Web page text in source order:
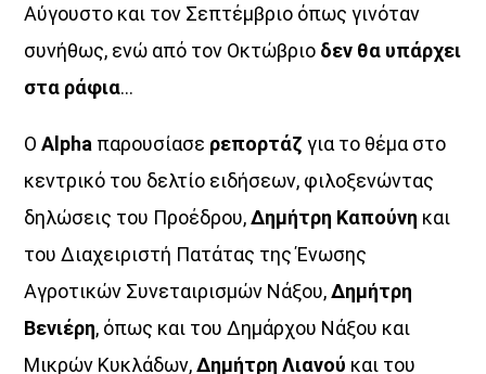
Η εκπομπή«Τα Τραγούδια του Ogdoo» αποτελεί ένα
τραγούδι, αναδεικνύοντας νέες κυκλοφορίες,
σημαντικούς δημιουργούς και ιδιαίτερες μουσικές
εκπομπής κινείται ανάμεσα στο έντεχνο, εναλλακτικό και
σύγχρονο ελληνικό τραγούδι, δίνοντας χώρο τόσο σε
Αύγουστο και τον Σεπτέμβριο όπως γινόταν
συνήθως, ενώ από τον Οκτώβριο δεν θα υπάρχει
στα ράφια…
ΟAlpha παρουσίασε ρεπορτάζγια το θέμα στο
κεντρικό του δελτίο ειδήσεων, φιλοξενώντας
δηλώσεις του Προέδρου,Δημήτρη Καπούνη και
του Διαχειριστή Πατάτας της Ένωσης
Αγροτικών Συνεταιρισμών Νάξου,Δημήτρη
Βενιέρη, όπως και του Δημάρχου Νάξου και
Μικρών Κυκλάδων,Δημήτρη Λιανού και του